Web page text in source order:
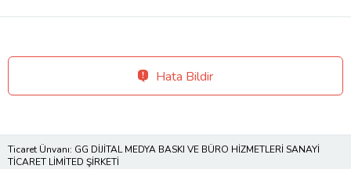
Hata Bildir
Ticaret Ünvanı: GG DİJİTAL MEDYA BASKI VE BÜRO HİZMETLERİ SANAYİ
TİCARET LİMİTED ŞİRKETİ